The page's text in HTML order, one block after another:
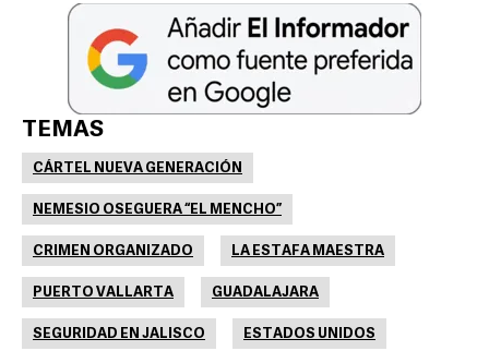
TEMAS
CÁRTEL NUEVA GENERACIÓN
NEMESIO OSEGUERA “EL MENCHO”
CRIMEN ORGANIZADO LA ESTAFA MAESTRA
PUERTO VALLARTA GUADALAJARA
SEGURIDAD EN JALISCO ESTADOS UNIDOS